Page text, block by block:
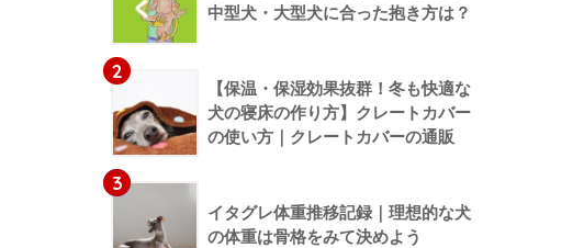
中型犬・大型犬に合った抱き方は？
2
【保温・保湿効果抜群！冬も快適な
犬の寝床の作り方】クレートカバー
の使い方｜クレートカバーの通販
3
イタグレ体重推移記録｜理想的な犬
の体重は骨格をみて決めよう